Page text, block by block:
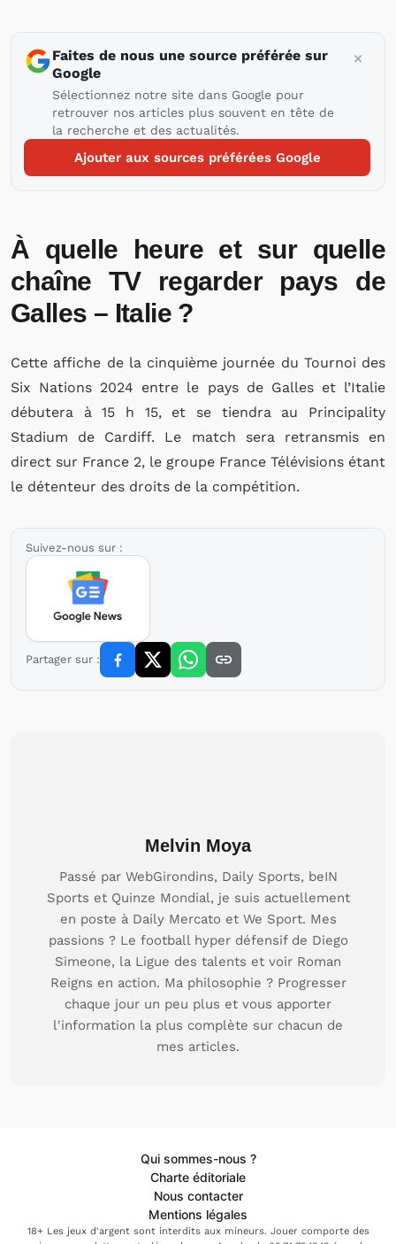
Faites de nous une source préférée sur
Google
Sélectionnez notre site dans Google pour
retrouver nos articles plus souvent en tête de
la recherche et des actualités.
Ajouter aux sources préférées Google
À quelle heure et sur quelle
chaîne TV regarder pays de
Galles – Italie ?
Cette affiche de la cinquième journée du Tournoi des
Six Nations 2024 entre le pays de Galles et l’Italie
débutera à 15 h 15, et se tiendra au Principality
Stadium de Cardiff. Le match sera retransmis en
direct sur France 2, le groupe France Télévisions étant
le détenteur des droits de la compétition.
Suivez-nous sur :
Partager sur :
Melvin Moya
Passé par WebGirondins, Daily Sports, beIN
Sports et Quinze Mondial, je suis actuellement
en poste à Daily Mercato et We Sport. Mes
passions ? Le football hyper défensif de Diego
Simeone, la Ligue des talents et voir Roman
Reigns en action. Ma philosophie ? Progresser
chaque jour un peu plus et vous apporter
l'information la plus complète sur chacun de
mes articles.
Qui sommes-nous ?
Charte éditoriale
Nous contacter
Mentions légales
18+ Les jeux d'argent sont interdits aux mineurs. Jouer comporte des